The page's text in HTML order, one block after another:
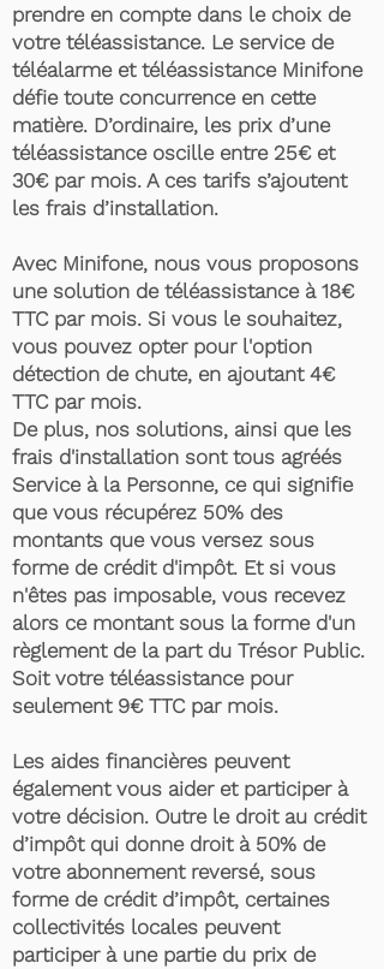
prendre en compte dans le choix de
votre téléassistance. Le service de
téléalarme et téléassistance Minifone
défie toute concurrence en cette
matière. D’ordinaire, les prix d’une
téléassistance oscille entre 25€ et
30€ par mois. A ces tarifs s’ajoutent
les frais d’installation.
Avec Minifone, nous vous proposons
une solution de téléassistance à 18€
TTC par mois. Si vous le souhaitez,
vous pouvez opter pour l'option
détection de chute, en ajoutant 4€
TTC par mois.
De plus, nos solutions, ainsi que les
frais d'installation sont tous agréés
Service à la Personne, ce qui signifie
que vous récupérez 50% des
montants que vous versez sous
forme de crédit d'impôt. Et si vous
n'êtes pas imposable, vous recevez
alors ce montant sous la forme d'un
règlement de la part du Trésor Public.
Soit votre téléassistance pour
seulement 9€ TTC par mois.
Les aides financières peuvent
également vous aider et participer à
votre décision. Outre le droit au crédit
d’impôt qui donne droit à 50% de
votre abonnement reversé, sous
forme de crédit d’impôt, certaines
collectivités locales peuvent
participer à une partie du prix de